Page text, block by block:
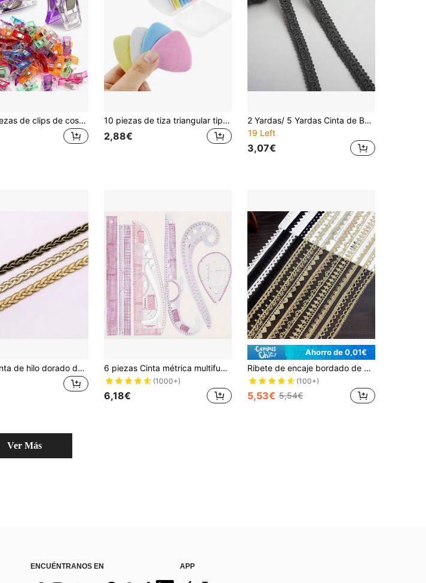
50/100 piezas de clips de costura de colores mixtos, clips de posicionamiento de unión coloridos con resorte de acero inoxidable, clips de unión de tela para patchwork, manualidades y suministros de costura, clips de costura de patchwork de plástico, clips de fijación de tela DIY para scrapbooking 10 piezas de tiza triangular tipo macaron, textura de polvo suave, viene con caja de almacenamiento para una organización fácil, líneas claras para coser y cortar, accesorio esencial para manualidades de tela y alteraciones de ropa, adecuado para uso personal o como regalo para entusiastas de lo hecho a mano
2,88€
2 Yardas/ 5 Yardas Cinta de Borde de Encaje Negro Blanco Crema de 1cm de Ancho, Recortes de Estilo Vintage Tela Bordada Aplicación Costura Artesanía Boda Vestido Nupcial Adorno DIY Decoración de Fiesta Ropa
19 Left
3,07€
1 pieza Cinta de hilo dorado de 450 cm, accesorio DIY para prendas, textiles del hogar, bolsos, adornos de cortinas 6 piezas Cinta métrica multifunción para medir ropa y Body, herramienta de costura profesional para proyectos de manualidades y DIY
(1000+)
6,18€
Ahorro de 0,01€
Ribete de encaje bordado de 5 yardas para ropa, vestido de novia, Decoración de flecos para costura
(100+)
5,53€ 5,54€
Ver Más
ENCUÉNTRANOS EN APP